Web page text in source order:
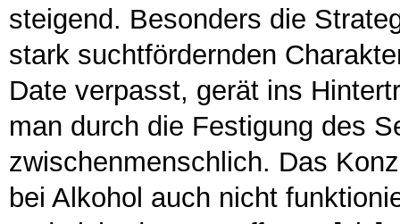
steigend. Besonders die
stark suchtfördernden
Date verpasst, gerät ins
man durch die Festigung des
zwischenmenschlich. Das
bei Alkohol auch nicht